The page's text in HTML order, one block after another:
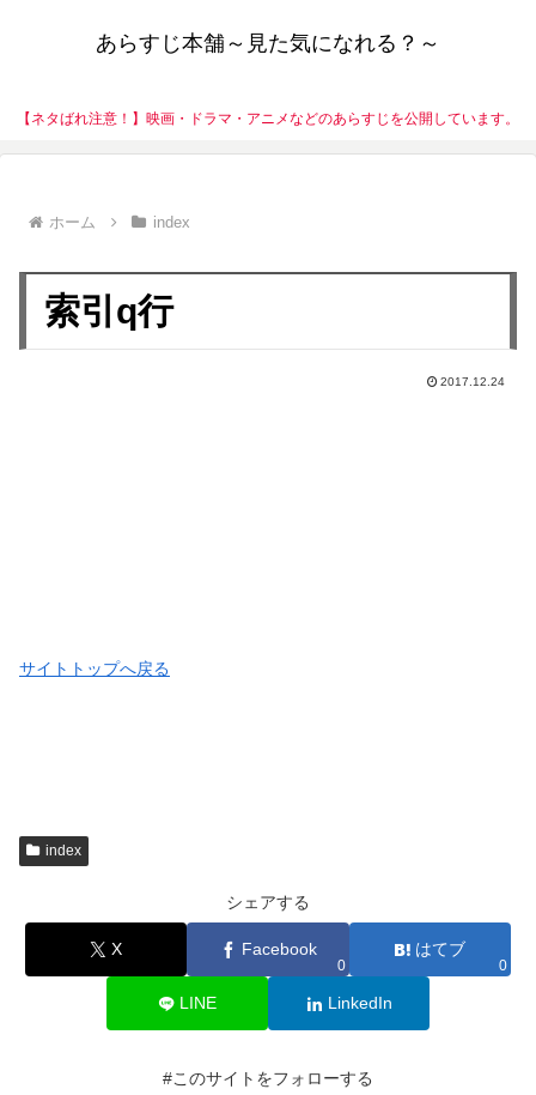
あらすじ本舗～見た気になれる？～
【ネタばれ注意！】映画・ドラマ・アニメなどのあらすじを公開しています。
ホーム index
索引q行
2017.12.24
サイトトップへ戻る
index
シェアする
X Facebook
0
はてブ
0
LINE LinkedIn
#このサイトをフォローする